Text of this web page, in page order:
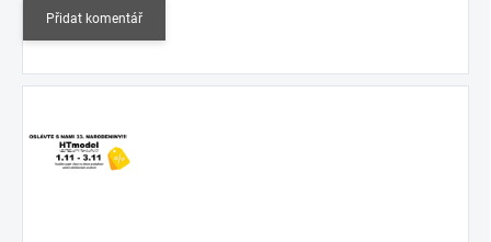
Přidat komentář